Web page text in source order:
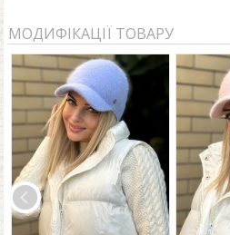
МОДИФІКАЦІЇ ТОВАРУ